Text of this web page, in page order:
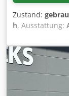
Zustand:
h, Ausstattung:
Crodpfxoy T
vorbehalten